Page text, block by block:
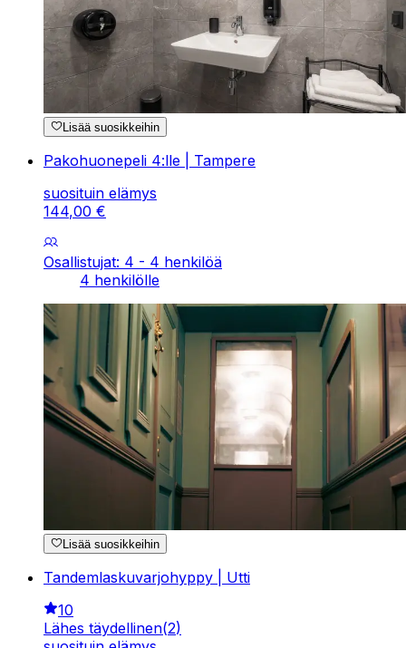
Lisää suosikkeihin
Pakohuonepeli 4:lle | Tampere
suosituin elämys
144,00 €
Osallistujat: 4 - 4 henkilöä
4 henkilölle
Lisää suosikkeihin
Tandemlaskuvarjohyppy | Utti
10
Lähes täydellinen(2)